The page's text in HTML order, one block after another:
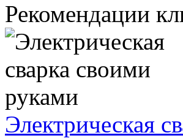
Рекомендации
Электрическая